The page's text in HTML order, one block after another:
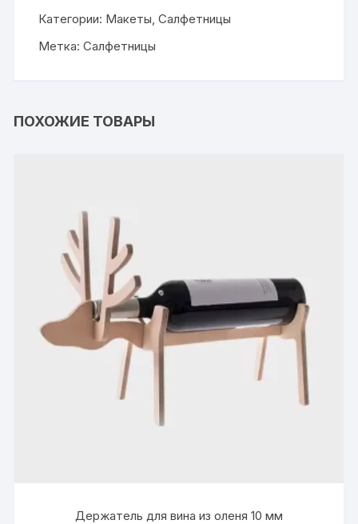
Категории: Макеты ,Салфетницы
Метка:Салфетницы
ПОХОЖИЕ ТОВАРЫ
Держатель для вина из оленя 10 мм